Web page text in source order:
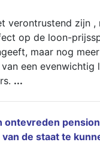
verontrustend zijn ,
op de loon-
maar nog
een evenwichtig
...
ontevreden
de staat te